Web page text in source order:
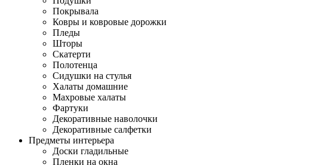
Покрывала
Ковры и ковровые дорожки
Пледы
Шторы
Скатерти
Полотенца
Сидушки на стулья
Халаты домашние
Махровые халаты
Фартуки
Декоративные наволочки
Декоративные салфетки
Предметы интерьера
Доски гладильные
Пленки на окна